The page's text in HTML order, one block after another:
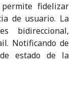
fidelizar
de usuario. La
bidireccional,
Notificando de
estado de la